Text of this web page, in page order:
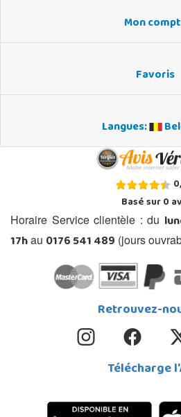
Mon
Favoris
Langues:
Basé sur0
Horaire Service clientèle : du
17hau 0176 541 489 (jours
Retrouvez-
Télécharge